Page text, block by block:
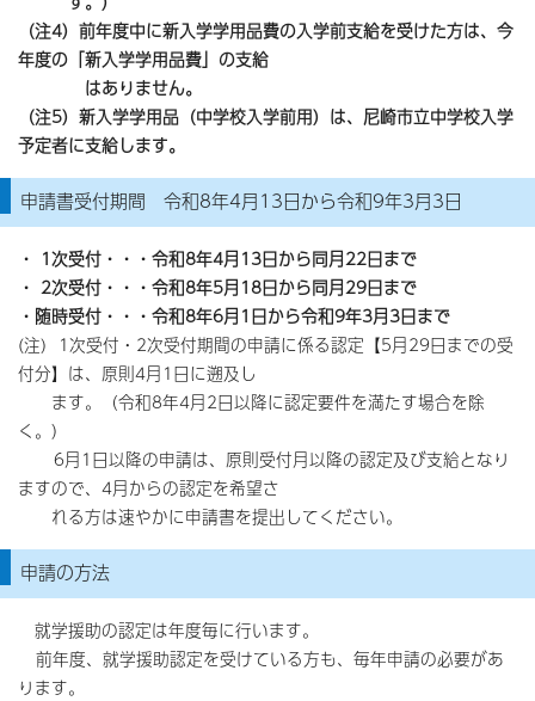
（注4） 前年度中に新入学学用品費の入学前支給を受けた方は、今
年度の「新入学学用品費」の支給
はありません。
（注5）新入学学用品（中学校入学前用）は、尼崎市立中学校入学
予定者に支給します。
申請書受付期間 令和8年4月13日から令和9年3月3日
・ 1次受付・・・令和8年4月13日から同月22日まで
・ 2次受付・・・令和8年5月18日から同月29日まで
・随時受付・・・令和8年6月1日から令和9年3月3日まで
(注) 1次受付・2次受付期間の申請に係る認定【5月29日までの受
付分】は、原則4月1日に遡及し
ます。（令和8年4月2日以降に認定要件を満たす場合を除
く。）
6月1日以降の申請は、原則受付月以降の認定及び支給となり
ますので、4月からの認定を希望さ
れる方は速やかに申請書を提出してください。
申請の方法
就学援助の認定は年度毎に行います。
前年度、就学援助認定を受けている方も、毎年申請の必要があ
ります。